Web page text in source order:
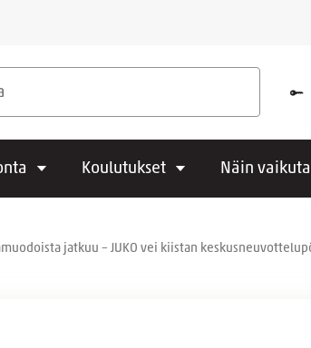
Koulutukset Näin
jatkuu – JUKO vei kiistan